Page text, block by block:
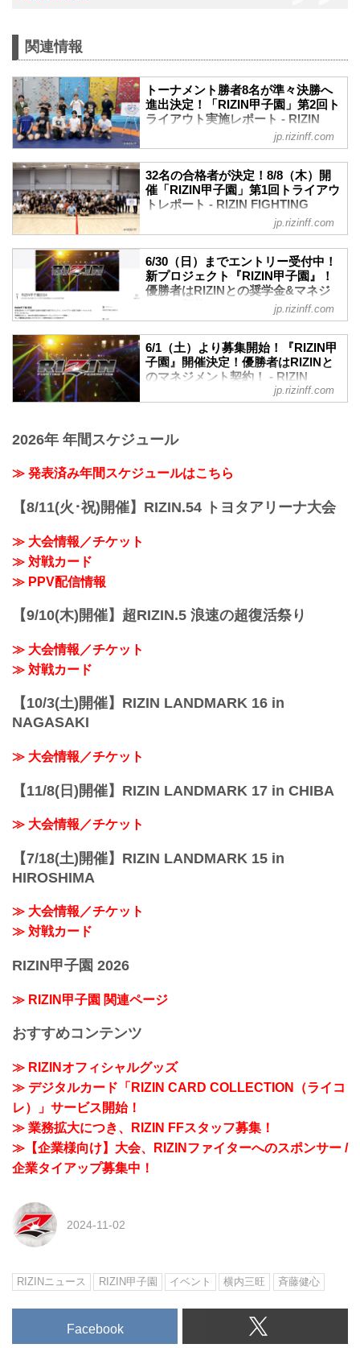
関連情報
トーナメント勝者8名が準々決勝へ
進出決定！「RIZIN甲子園」第2回ト
ライアウト実施レポート - RIZIN
FIGHTING FEDERATION オフィシ
ャルサイト
2024年8月25日（日）都内某所にて、未
来のスター選手発掘を目的としたプロジ
ェクト「RIZIN甲子園」の第2回トライア
会場には「RIZIN甲子園」第1回トライア
退）が集まり、大晦日への出場権を賭け
たトーナメントを形式の試合が行われ
た。
RIZIN甲子園 理念
RIZINのリングで活躍する選手を発掘する
新プロジェクト。トライアウトを経て決
勝トーナメントを行います。決勝戦はな
んと、2024年大晦日のRIZINの...
jp.rizinff.com
32名の合格者が決定！8/8（木）開
催「RIZIN甲子園」第1回トライアウ
トレポート - RIZIN FIGHTING
FEDERATION オフィシャルサイト
のスター選手発掘を目的としたプロジェ
クト「RIZIN甲子園」の第1回トライアウ
トが開催された。
加者が集まり、午前のプログラム終了後
に合格者50名が発表、合格者のみで午後
のプログラムが実施された。
RIZIN甲子園とは
「RIZIN甲子園」理念
RIZINのリングで活躍する選手を発掘する
んと、2024年大晦日のRIZINのオープニ
jp.rizinff.com
6/30（日）までエントリー受付中！
新プロジェクト『RIZIN甲子園』！
優勝者はRIZINとの奨学⾦&マネジ
メント契約！ - RIZIN FIGHTING
FEDERATION オフィシャルサイト
未来のスター選手発掘を目的とした新プ
ロジェクト『RIZIN甲子園』のエントリー
が、6月1日（土）12時よりスタート！
このプロジェクトでは15〜18歳の男性を
対象に、「本気でRIZINのリングに上がり
んな熱い気持ちを持った将来のスター選
手候補を大募集！
う方は、出場者募集ページ、募集条件等
リーしよう！
jp.rizinff.com
6/1（土）より募集開始！『RIZIN甲
子園』開催決定！優勝者はRIZINと
のマネジメント契約！ - RIZIN
FIGHTING FEDERATION オフィシ
ャルサイト
新プロジェクト『RIZIN甲子園』が始動！
RIZINのリングで活躍する選手を発掘する
勝トーナメントを行います。
決勝戦はなんと、2024年大晦日のRIZIN
応募条件
項目 条件
jp.rizinff.com
2026年 年間スケジュール
≫ 発表済み年間スケジュールはこちら
【8/11(火･祝)開催】RIZIN.54 トヨタアリーナ大会
≫ 大会情報／チケット
≫ 対戦カード
≫ PPV配信情報
【9/10(木)開催】超RIZIN.5 浪速の超復活祭り
≫ 大会情報／チケット
≫ 対戦カード
【10/3(土)開催】RIZIN LANDMARK 16 in
NAGASAKI
≫ 大会情報／チケット
【11/8(日)開催】RIZIN LANDMARK 17 in CHIBA
≫ 大会情報／チケット
【7/18(土)開催】RIZIN LANDMARK 15 in
HIROSHIMA
≫ 大会情報／チケット
≫ 対戦カード
RIZIN甲子園 2026
≫ RIZIN甲子園 関連ページ
おすすめコンテンツ
≫ RIZINオフィシャルグッズ
≫ デジタルカード「RIZIN CARD COLLECTION（ライコ
レ）」サービス開始！
≫ 業務拡大につき、RIZIN FFスタッフ募集！
≫【企業様向け】大会、RIZINファイターへのスポンサー /
企業タイアップ募集中！
2024-11-02
RIZINニュース RIZIN甲子園 イベント 横内三旺 ⻫藤健心
Facebook